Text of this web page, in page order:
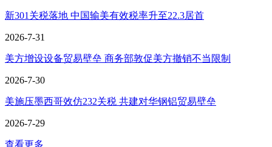
新301关税落地 中国输美有效税率升至22.3居首
2026-7-31
美方增设设备贸易壁垒 商务部敦促美方撤销不当限制
2026-7-30
美施压墨西哥效仿232关税 共建对华钢铝贸易壁垒
2026-7-29
查看更多